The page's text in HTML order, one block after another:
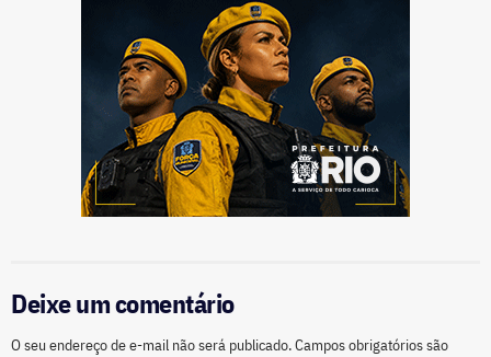
Deixe um comentário
O seu endereço de e-mail não será publicado.Campos obrigatórios são